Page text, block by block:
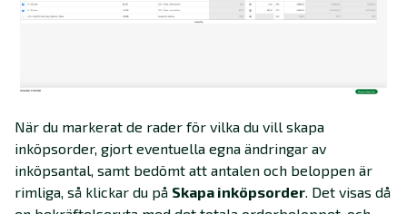
När du markerat de rader för vilka du vill skapa
inköpsorder, gjort eventuella egna ändringar av
inköpsantal, samt bedömt att antalen och beloppen är
rimliga, så klickar du på Skapa inköpsorder. Det visas då